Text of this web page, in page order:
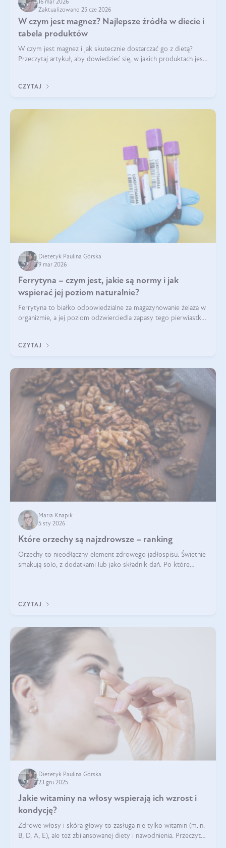
16 mar 2026
Zaktualizowano 25 cze 2026
W czym jest magnez? Najlepsze źródła w diecie i
tabela produktów
W czym jest magnez i jak skutecznie dostarczać go z dietą?
Przeczytaj artykuł, aby dowiedzieć się, w jakich produktach jest
CZYTAJ
Dietetyk Paulina Górska
9 mar 2026
Ferrytyna – czym jest, jakie są normy i jak
wspierać jej poziom naturalnie?
Ferrytyna to białko odpowiedzialne za magazynowanie żelaza w
organizmie, a jej poziom odzwierciedla zapasy tego pierwiastka.
funkcjonowanie (
CZYTAJ
Maria Knapik
5 sty 2026
Które orzechy są najzdrowsze – ranking
Orzechy to nieodłączny element zdrowego jadłospisu. Świetnie
smakują solo, z dodatkami lub jako składnik dań. Po które
CZYTAJ
Dietetyk Paulina Górska
23 gru 2025
Jakie witaminy na włosy wspierają ich wzrost i
kondycję?
Zdrowe włosy i skóra głowy to zasługa nie tylko witamin (m.in.
B, D, A, E), ale też zbilansowanej diety i nawodnienia. Przeczytaj